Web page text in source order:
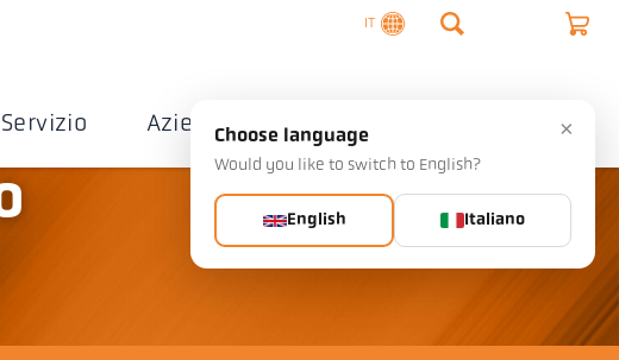
IT
Servizio Azienda Contatto ×
Choose language
Would you like to switch to English?
English Italiano